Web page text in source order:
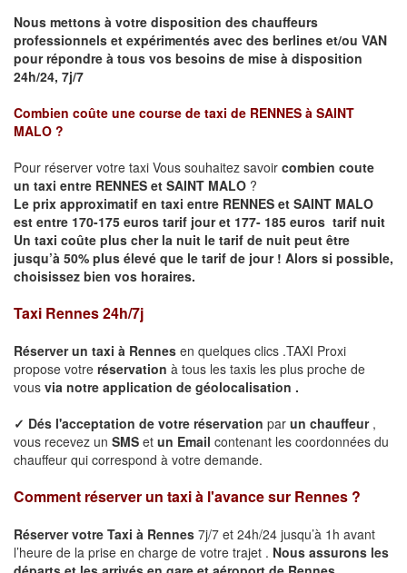
Nous mettons à votre disposition des chauffeurs
professionnels et expérimentés avec des berlines et/ou VAN
pour répondre à tous vos besoins de mise à disposition
24h/24, 7j/7
Combien coûte une course de taxi de RENNES à SAINT
MALO ?
Pour réserver votre taxi Vous souhaitez savoir combien coute
un taxi entre RENNES et SAINT MALO ?
Le prix approximatif en taxi entre RENNES et SAINT MALO
est entre 170-175 euros tarif jour et 177- 185 euros tarif nuit
Un taxi coûte plus cher la nuit le tarif de nuit peut être
jusqu’à 50% plus élevé que le tarif de jour ! Alors si possible,
choisissez bien vos horaires.
Taxi Rennes 24h/7j
Réserver un taxi à Rennes en quelques clics .TAXI Proxi
propose votre réservation à tous les taxis les plus proche de
vous via notre application de géolocalisation .
✓ Dés l'acceptation de votre réservation par un chauffeur ,
vous recevez un SMS et un Email contenant les coordonnées du
chauffeur qui correspond à votre demande.
Comment réserver un taxi à l'avance sur Rennes ?
Réserver votre Taxi à Rennes 7j/7 et 24h/24 jusqu’à 1h avant
l’heure de la prise en charge de votre trajet . Nous assurons les